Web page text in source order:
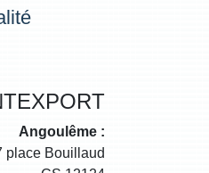
Angoulême :
place Bouillaud